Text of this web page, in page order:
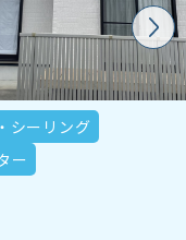
シーリング
ー